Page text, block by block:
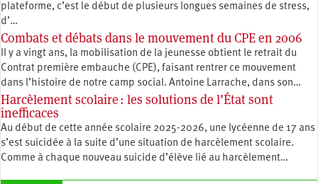
plateforme, c’est le début de plusieurs longues semaines de stress,
d’…
Combats et débats dans le mouvement du CPE en 2006
Il y a vingt ans, la mobilisation de la jeunesse obtient le retrait du
Contrat première embauche (CPE), faisant rentrer ce mouvement
dans l’histoire de notre camp social. Antoine Larrache, dans son…
Harcèlement scolaire : les solutions de l’État sont
inefficaces
Au début de cette année scolaire 2025-2026, une lycéenne de 17 ans
s’est suicidée à la suite d’une situation de harcèlement scolaire.
Comme à chaque nouveau suicide d’élève lié au harcèlement…